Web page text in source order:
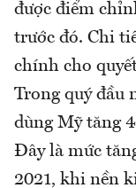
được điểm
trước đó. Chi
chính cho
Trong quý đầu
dùng Mỹ tăng
Đây là mức
2021, khi nền